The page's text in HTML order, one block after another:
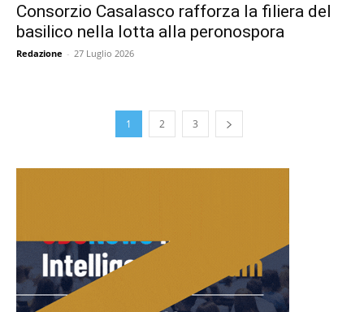
Consorzio Casalasco rafforza la filiera del
basilico nella lotta alla peronospora
Redazione - 27 Luglio 2026
1 2 3